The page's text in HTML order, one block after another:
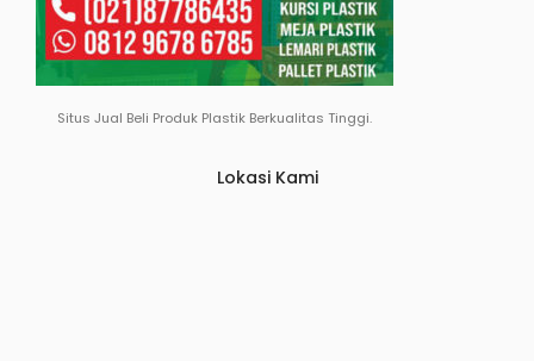
Situs Jual Beli Produk Plastik Berkualitas Tinggi.
Lokasi Kami